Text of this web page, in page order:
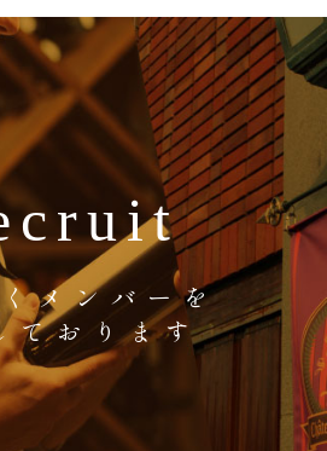
メンバーを
ております